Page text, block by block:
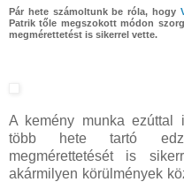
Pár hete számoltunk be róla, hogy
Patrik tőle megszokott módon
megmérettetést is sikerrel vette.
A kemény munka ezúttal
több hete tartó
megmérettetését is
akármilyen körülmények